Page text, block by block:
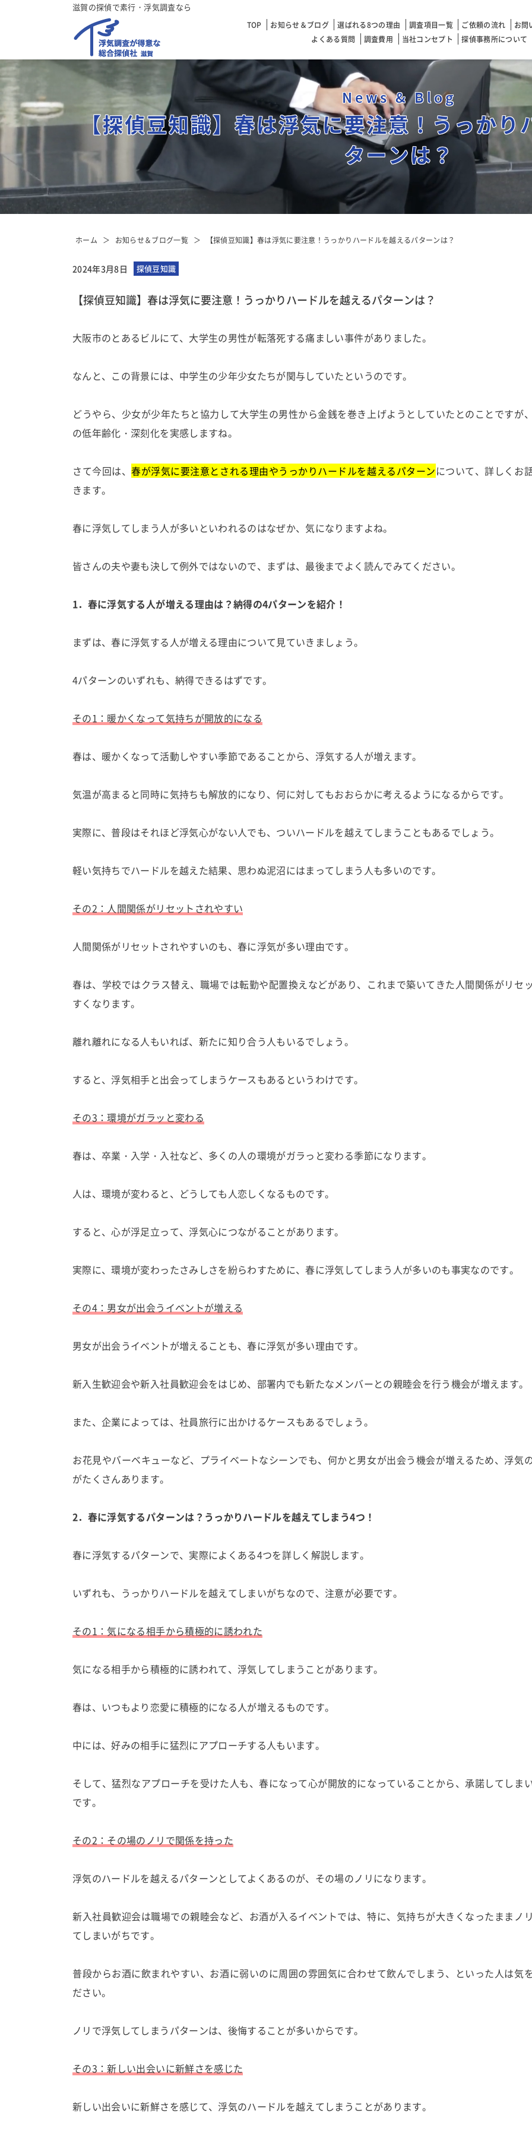
滋賀の探偵で素行・浮気調査なら
TOP お知らせ＆ブログ 選ばれる8つの理由 調査項目一覧 ご依頼の流れ お問
よくある質問
調査費用 当社コンセプト 探偵事務所について
News & Blog
【探偵豆知識】春は浮気に要注意！うっかり
ターンは？
ホーム お知らせ＆ブログ一覧 【探偵豆知識】春は浮気に要注意！うっかりハードルを越えるパターンは？
2024年3月8日 探偵豆知識
【探偵豆知識】春は浮気に要注意！うっかりハードルを越えるパターンは？
大阪市のとあるビルにて、大学生の男性が転落死する痛ましい事件がありました。
なんと、この背景には、中学生の少年少女たちが関与していたというのです。
どうやら、少女が少年たちと協力して大学生の男性から金銭を巻き上げようとしていたとのことですが
の低年齢化・深刻化を実感しますね。
さて今回は、春が浮気に要注意とされる理由やうっかりハードルを越えるパターンについて、詳しくお
きます。
春に浮気してしまう人が多いといわれるのはなぜか、気になりますよね。
皆さんの夫や妻も決して例外ではないので、まずは、最後までよく読んでみてください。
1．春に浮気する人が増える理由は？納得の4パターンを紹介！
まずは、春に浮気する人が増える理由について見ていきましょう。
4パターンのいずれも、納得できるはずです。
その1：暖かくなって気持ちが開放的になる
春は、暖かくなって活動しやすい季節であることから、浮気する人が増えます。
気温が高まると同時に気持ちも解放的になり、何に対してもおおらかに考えるようになるからです。
実際に、普段はそれほど浮気心がない人でも、ついハードルを越えてしまうこともあるでしょう。
軽い気持ちでハードルを越えた結果、思わぬ泥沼にはまってしまう人も多いのです。
その2：人間関係がリセットされやすい
人間関係がリセットされやすいのも、春に浮気が多い理由です。
春は、学校ではクラス替え、職場では転勤や配置換えなどがあり、これまで築いてきた人間関係がリセ
すくなります。
離れ離れになる人もいれば、新たに知り合う人もいるでしょう。
すると、浮気相手と出会ってしまうケースもあるというわけです。
その3：環境がガラッと変わる
春は、卒業・入学・入社など、多くの人の環境がガラっと変わる季節になります。
人は、環境が変わると、どうしても人恋しくなるものです。
すると、心が浮足立って、浮気心につながることがあります。
実際に、環境が変わったさみしさを紛らわすために、春に浮気してしまう人が多いのも事実なのです。
その4：男女が出会うイベントが増える
男女が出会うイベントが増えることも、春に浮気が多い理由です。
新入生歓迎会や新入社員歓迎会をはじめ、部署内でも新たなメンバーとの親睦会を行う機会が増えます。
また、企業によっては、社員旅行に出かけるケースもあるでしょう。
お花見やバーベキューなど、プライベートなシーンでも、何かと男女が出会う機会が増えるため、浮気
がたくさんあります。
2．春に浮気するパターンは？うっかりハードルを越えてしまう4つ！
春に浮気するパターンで、実際によくある4つを詳しく解説します。
いずれも、うっかりハードルを越えてしまいがちなので、注意が必要です。
その1：気になる相手から積極的に誘われた
気になる相手から積極的に誘われて、浮気してしまうことがあります。
春は、いつもより恋愛に積極的になる人が増えるものです。
中には、好みの相手に猛烈にアプローチする人もいます。
そして、猛烈なアプローチを受けた人も、春になって心が開放的になっていることから、承諾してしま
です。
その2：その場のノリで関係を持った
浮気のハードルを越えるパターンとしてよくあるのが、その場のノリになります。
新入社員歓迎会は職場での親睦会など、お酒が入るイベントでは、特に、気持ちが大きくなったままノ
てしまいがちです。
普段からお酒に飲まれやすい、お酒に弱いのに周囲の雰囲気に合わせて飲んでしまう、といった人は気
ださい。
ノリで浮気してしまうパターンは、後悔することが多いからです。
その3：新しい出会いに新鮮さを感じた
新しい出会いに新鮮さを感じて、浮気のハードルを越えてしまうことがあります。